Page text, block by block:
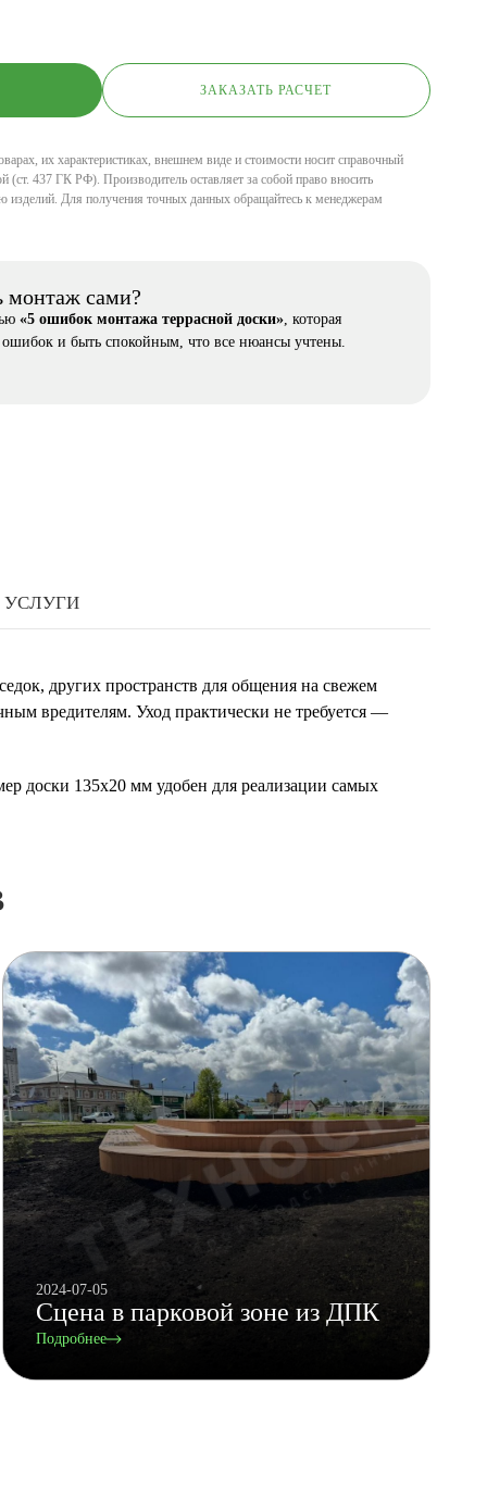
ЗАКАЗАТЬ РАСЧЕТ
их характеристиках, внешнем виде и стоимости носит справочный
(ст. 437 ГК РФ). Производитель оставляет за собой право вносить
изделий. Для получения точных данных обращайтесь к менеджерам
монтаж сами?
«5 ошибок монтажа террасной доски», которая
и быть спокойным, что все нюансы учтены.
УСЛУГИ
других пространств для общения на свежем
вредителям. Уход практически не требуется —
доски 135х20 мм удобен для реализации самых
2024-07-05
Сцена в парковой зоне из ДПК
Подробнее